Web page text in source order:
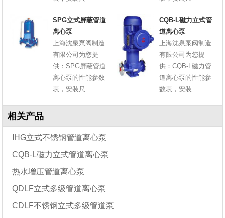
SPG立式屏蔽管道
离心泵
上海沈泉泵阀制造
有限公司为您提
供：SPG屏蔽管道
离心泵的性能参数
表，安装尺
CQB-L磁力立式管
道离心泵
上海沈泉泵阀制造
有限公司为您提
供：CQB-L磁力管
道离心泵的性能参
数表，安装
相关产品
IHG立式不锈钢管道离心泵
CQB-L磁力立式管道离心泵
热水增压管道离心泵
QDLF立式多级管道离心泵
CDLF不锈钢立式多级管道泵